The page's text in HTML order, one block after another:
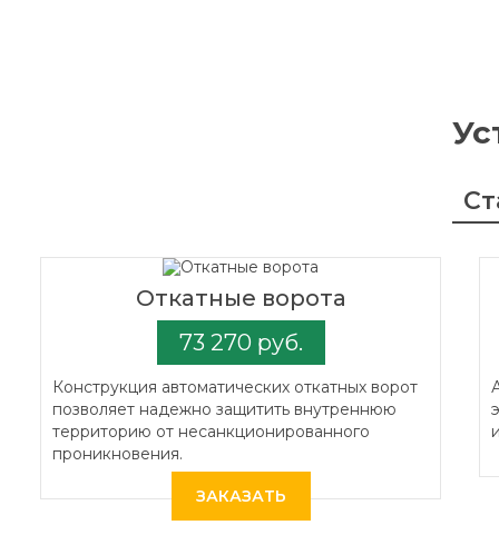
Откатные ворота
73 270 руб.
Конструкция автоматических откатных ворот
позволяет надежно защитить внутреннюю
территорию от несанкционированного
проникновения.
ЗАКАЗАТЬ